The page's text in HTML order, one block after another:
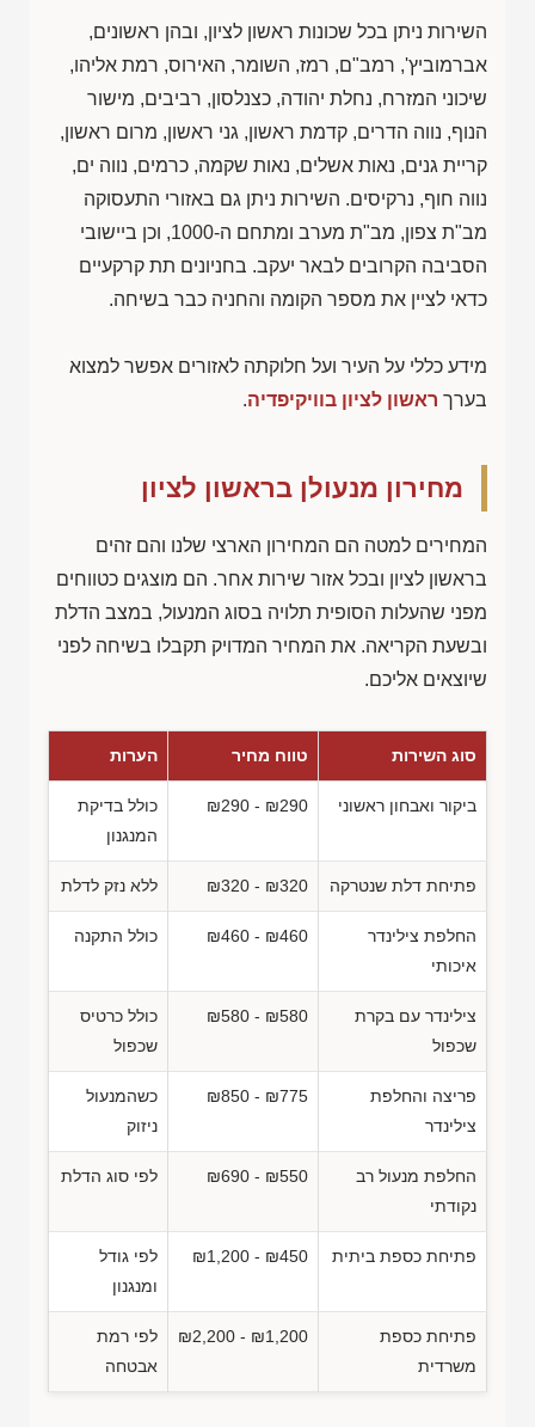
השירות ניתן בכל שכונות ראשון לציון, ובהן ראשונים,
אברמוביץ', רמב"ם, רמז, השומר, האירוס, רמת אליהו,
שיכוני המזרח, נחלת יהודה, כצנלסון, רביבים, מישור
הנוף, נווה הדרים, קדמת ראשון, גני ראשון, מרום ראשון,
קריית גנים, נאות אשלים, נאות שקמה, כרמים, נווה ים,
נווה חוף, נרקיסים. השירות ניתן גם באזורי התעסוקה
מב"ת צפון, מב"ת מערב ומתחם ה-1000, וכן ביישובי
הסביבה הקרובים לבאר יעקב. בחניונים תת קרקעיים
כדאי לציין את מספר הקומה והחניה כבר בשיחה.
מידע כללי על העיר ועל חלוקתה לאזורים אפשר למצוא
בערך ראשון לציון בוויקיפדיה.
מחירון מנעולן בראשון לציון
המחירים למטה הם המחירון הארצי שלנו והם זהים
בראשון לציון ובכל אזור שירות אחר. הם מוצגים כטווחים
מפני שהעלות הסופית תלויה בסוג המנעול, במצב הדלת
ובשעת הקריאה. את המחיר המדויק תקבלו בשיחה לפני
שיוצאים אליכם.
סוג השירות טווח מחיר הערות
ביקור ואבחון ראשוני ₪290 - ₪290
כולל בדיקת
המנגנון
פתיחת דלת שנטרקה ₪320 - ₪320 ללא נזק לדלת
החלפת צילינדר
איכותי
₪460 - ₪460 כולל התקנה
צילינדר עם בקרת
שכפול
₪580 - ₪580
כולל כרטיס
שכפול
פריצה והחלפת
צילינדר
₪850 - ₪775
כשהמנעול
ניזוק
החלפת מנעול רב
נקודתי
₪690 - ₪550 לפי סוג הדלת
פתיחת כספת ביתית ₪1,200 - ₪450
לפי גודל
ומנגנון
פתיחת כספת
משרדית
₪2,200 - ₪1,200
לפי רמת
אבטחה